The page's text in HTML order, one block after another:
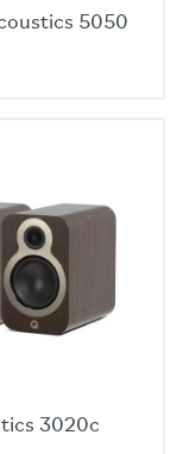
5050
3020c